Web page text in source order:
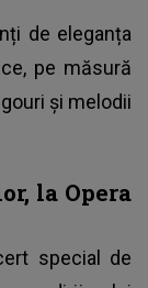
de eleganța
pe măsură
și melodii
la Opera
special de